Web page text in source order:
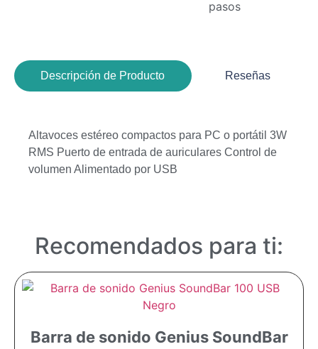
pasos
Descripción de Producto Reseñas
Altavoces estéreo compactos para PC o portátil 3W
RMS Puerto de entrada de auriculares Control de
volumen Alimentado por USB
Recomendados para ti:
Barra de sonido Genius SoundBar